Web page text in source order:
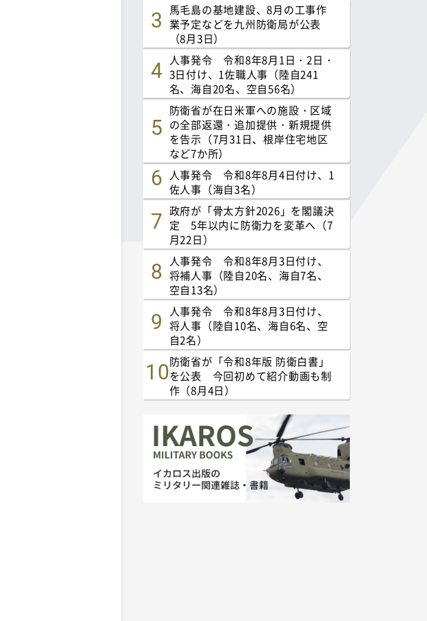
馬毛島の基地建設、8月の工事作
業予定などを九州防衛局が公表
（8月3日）
人事発令 令和8年8月1日・2日・
3日付け、1佐職人事（陸自241
名、海自20名、空自56名）
防衛省が在日米軍への施設・区域
の全部返還・追加提供・新規提供
を告示（7月31日、根岸住宅地区
など7か所）
人事発令 令和8年8月4日付け、1
佐人事（海自3名）
政府が「骨太方針2026」を閣議決
定 5年以内に防衛力を変革へ（7
月22日）
人事発令 令和8年8月3日付け、
将補人事（陸自20名、海自7名、
空自13名）
人事発令 令和8年8月3日付け、
将人事（陸自10名、海自6名、空
自2名）
防衛省が「令和8年版 防衛白書」
を公表 今回初めて紹介動画も制
作（8月4日）